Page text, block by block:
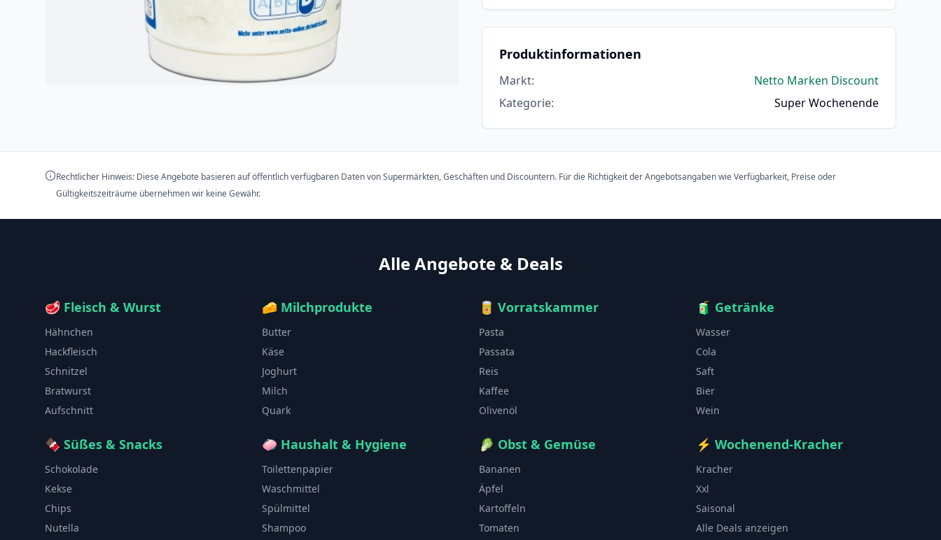
Produktinformationen
Markt:
Netto Marken Discount
Kategorie: Super Wochenende
Rechtlicher Hinweis: Diese Angebote basieren auf öffentlich verfügbaren Daten von Supermärkten, Geschäften und Discountern. Für die Richtigkeit der Angebotsangaben wie Verfügbarkeit, Preise oder
Gültigkeitszeiträume übernehmen wir keine Gewähr.
Alle Angebote & Deals
🥩 Fleisch & Wurst
Hähnchen
Hackfleisch
Schnitzel
Bratwurst
Aufschnitt
🧀 Milchprodukte
Butter
Käse
Joghurt
Milch
Quark
🥫 Vorratskammer
Pasta
Passata
Reis
Kaffee
Olivenöl
🧃 Getränke
Wasser
Cola
Saft
Bier
Wein
🍫 Süßes & Snacks
Schokolade
Kekse
Chips
Nutella
🧼 Haushalt & Hygiene
Toilettenpapier
Waschmittel
Spülmittel
Shampoo
🥬 Obst & Gemüse
Bananen
Äpfel
Kartoffeln
Tomaten
⚡ Wochenend-Kracher
Kracher
Xxl
Saisonal
Alle Deals anzeigen